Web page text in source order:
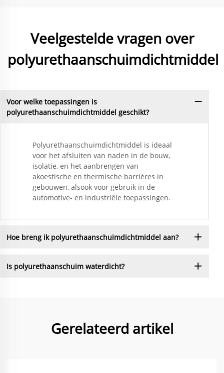
Veelgestelde vragen over
polyurethaanschuimdichtmiddel
Voor welke toepassingen is
polyurethaanschuimdichtmiddel geschikt?
Polyurethaanschuimdichtmiddel is ideaal
voor het afsluiten van naden in de bouw,
isolatie, en het aanbrengen van
akoestische en thermische barrières in
gebouwen, alsook voor gebruik in de
automotive- en industriële toepassingen.
Hoe breng ik polyurethaanschuimdichtmiddel aan?
Is polyurethaanschuim waterdicht?
Gerelateerd artikel